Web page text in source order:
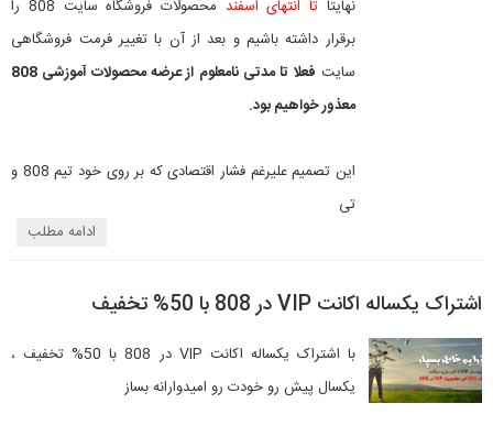
نهایتاتا انتهای اسفند
محصولات فروشگاه سایت 808 را
برقرار داشته باشیم و بعد از آن با تغییر فرمت فروشگاهی
سایت
فعلا تا مدتی نامعلوم از عرضه محصولات آموزشی 808
معذور خواهیم بود.
این تصمیم علیرغم فشار اقتصادی که بر روی خود تیم 808 و
تی
ادامه مطلب
اشتراک یکساله اکانت VIP در 808 با 50% تخفیف
با اشتراک یکساله اکانت VIP در 808 با 50% تخفیف ،
یکسال پیش رو خودت رو امیدوارانه بساز